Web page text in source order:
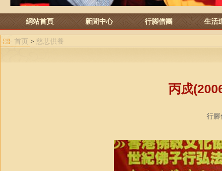
網站首頁 新聞中心 行腳僧團 生活
首页 > 慈悲供養
丙戍
行腳